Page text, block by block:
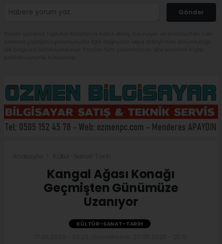
Gönder
Kangal Ağası Konağı
Geçmişten Günümüze
Uzanıyor
KÜLTÜR-SANAT-TARIH